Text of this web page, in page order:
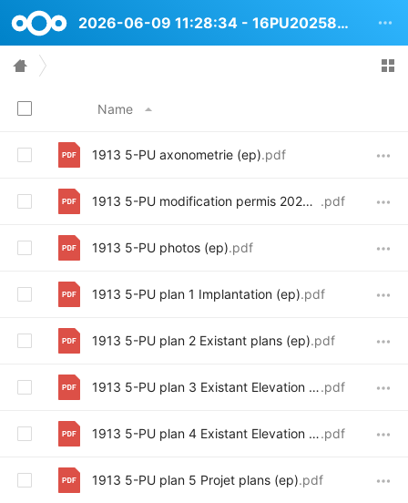
2026-06-09 11:28:34 - 16PU2025833 Rue Joseph Bens 76b
Name
1913 5-PU axonometrie (ep).pdf
1913 5-PU modification permis 2023 (ep) .pdf
1913 5-PU photos (ep).pdf
1913 5-PU plan 1 Implantation (ep).pdf
1913 5-PU plan 2 Existant plans (ep).pdf
1913 5-PU plan 3 Existant Elevation Rue cp 11 et profils (ep).pdf
1913 5-PU plan 4 Existant Elevation lat et ar et cp A B (ep).pdf
1913 5-PU plan 5 Projet plans (ep).pdf